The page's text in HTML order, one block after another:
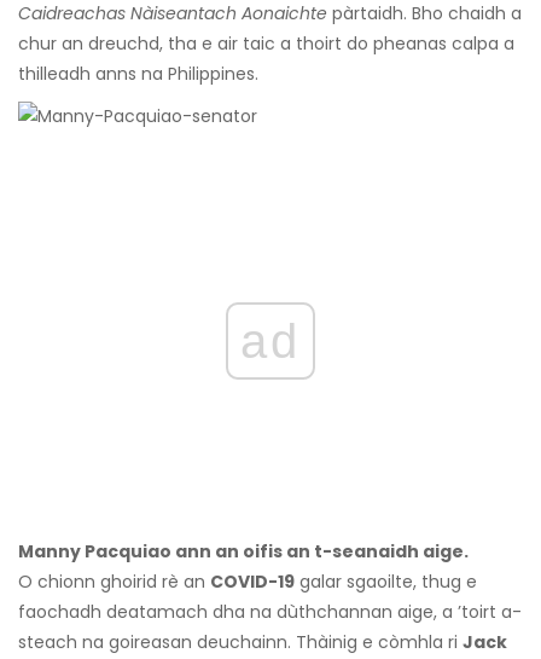
Caidreachas Nàiseantach Aonaichte pàrtaidh. Bho chaidh a
chur an dreuchd, tha e air taic a thoirt do pheanas calpa a
thilleadh anns na Philippines.
ad
Manny Pacquiao ann an oifis an t-seanaidh aige.
O chionn ghoirid rè an COVID-19 galar sgaoilte, thug e
faochadh deatamach dha na dùthchannan aige, a ’toirt a-
steach na goireasan deuchainn. Thàinig e còmhla ri Jack